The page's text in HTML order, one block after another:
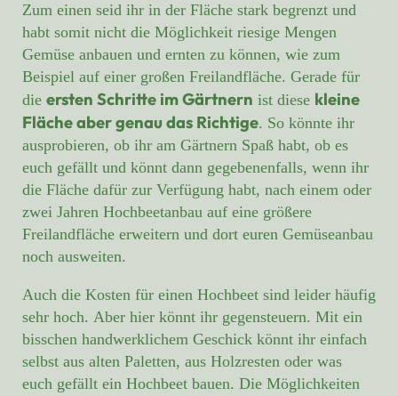
Zum einen seid ihr in der Fläche stark begrenzt und
habt somit nicht die Möglichkeit riesige Mengen
Gemüse anbauen und ernten zu können, wie zum
Beispiel auf einer großen Freilandfläche. Gerade für
die ersten Schritte im Gärtnern ist diese kleine
Fläche aber genau das Richtige. So könnte ihr
ausprobieren, ob ihr am Gärtnern Spaß habt, ob es
euch gefällt und könnt dann gegebenenfalls, wenn ihr
die Fläche dafür zur Verfügung habt, nach einem oder
zwei Jahren Hochbeetanbau auf eine größere
Freilandfläche erweitern und dort euren Gemüseanbau
noch ausweiten.
Auch die Kosten für einen Hochbeet sind leider häufig
sehr hoch. Aber hier könnt ihr gegensteuern. Mit ein
bisschen handwerklichem Geschick könnt ihr einfach
selbst aus alten Paletten, aus Holzresten oder was
euch gefällt ein Hochbeet bauen. Die Möglichkeiten